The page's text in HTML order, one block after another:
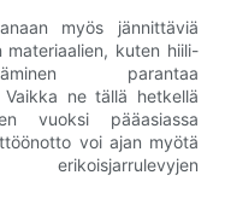
myös jännittäviä
materiaalien, kuten hiili-
parantaa
ne tällä hetkellä
vuoksi pääasiassa
voi ajan myötä